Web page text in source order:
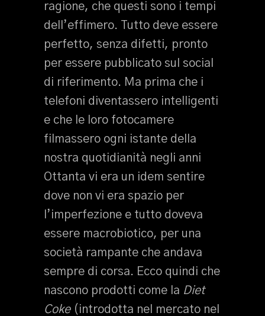
ragione, che questi sono i tempi
dell’effimero. Tutto deve essere
perfetto, senza difetti, pronto
per essere pubblicato sul social
di riferimento. Ma prima che i
telefoni diventassero intelligenti
e che le loro fotocamere
filmassero ogni istante della
nostra quotidianità negli anni
Ottanta vi era un idem sentire
dove non vi era spazio per
l’imperfezione e tutto doveva
essere macrobiotico, per una
società rampante che andava
sempre di corsa. Ecco quindi che
nascono prodotti come la Diet
Coke(introdotta nel mercato nel